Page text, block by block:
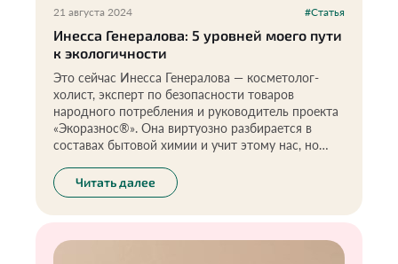
21 августа 2024 #Статья
Инесса Генералова: 5 уровней моего пути
к экологичности
Это сейчас Инесса Генералова — косметолог-
холист, эксперт по безопасности товаров
народного потребления и руководитель проекта
«Экоразнос®». Она виртуозно разбирается в
составах бытовой химии и учит этому нас, но
сыну справиться с дерматитом. С чего начался её
переход на зелёную сторону и какие средства
заменить в быту в первую очередь, чтобы
Инессы.
Читать далее